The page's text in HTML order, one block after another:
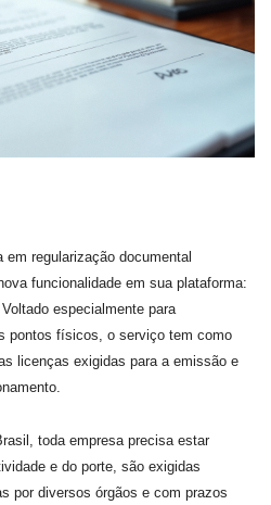
regularização documental
funcionalidade em sua plataforma:
especialmente para
pontos físicos, o serviço tem como
licenças exigidas para a emissão e
toda empresa precisa estar
e do porte, são exigidas
por diversos órgãos e com prazos